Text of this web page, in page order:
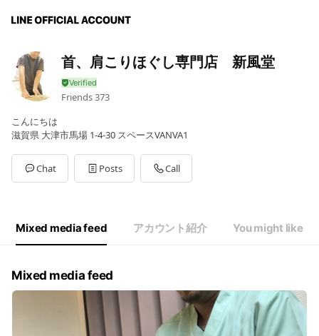
首、肩こりほぐし専門店 新風堂
Friends373
こんにちは
滋賀県 大津市馬場 1-4-30 スペースVANVA1
Chat Posts Call
Mixed media feed アカウント紹介 You might like
Mixed media feed